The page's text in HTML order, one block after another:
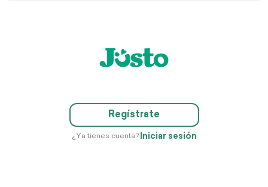
Regístrate
¿Ya tienes cuenta? Iniciar sesión